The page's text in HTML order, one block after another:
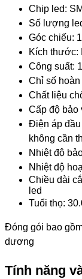
Chip led:
Số lượng
Góc chiếu:
Kích thước:
Công suất:
Chỉ số
Chất liệu
Cấp độ bảo
Điện áp đầu
không cần
Nhiệt độ
Nhiệt độ
Chiều dài
led
Tuổi thọ:
Đóng gói bao
dương
Tính năng